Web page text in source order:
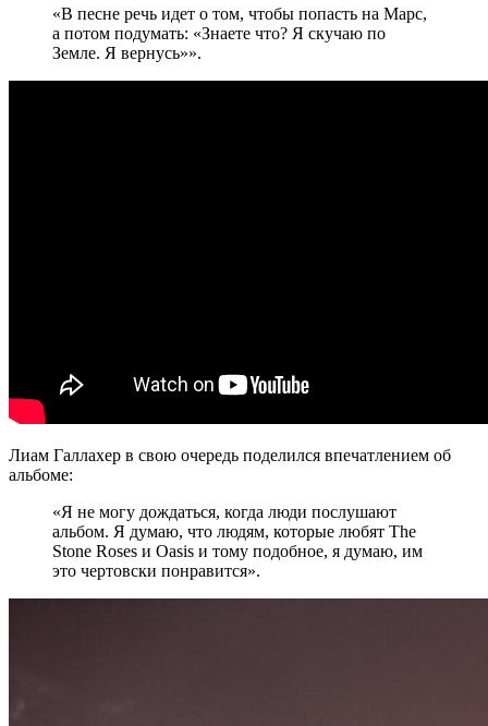
«В песне речь идет о том, чтобы попасть на Марс,
а потом подумать: «Знаете что? Я скучаю по
Земле. Я вернусь»».
Лиам Галлахер в свою очередь поделился впечатлением об
альбоме:
«Я не могу дождаться, когда люди послушают
альбом. Я думаю, что людям, которые любят The
Stone Roses и Oasis и тому подобное, я думаю, им
это чертовски понравится».